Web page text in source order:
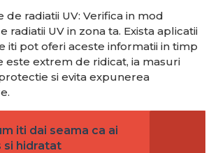
de radiatii UV: Verifica in mod
radiatii UV in zona ta. Exista aplicatii
iti pot oferi aceste informatii in timp
este extrem de ridicat, ia masuri
si evita expunerea
iti dai seama ca ai
si hidratat